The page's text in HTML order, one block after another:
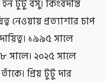
টুটু বসু। কিংবদন্তি
নেওয়ায় প্রত্যাশার চাপ
১৯৯৫ সালে
সালে। ২০২৫ সালে
প্রিয় টুটু দার